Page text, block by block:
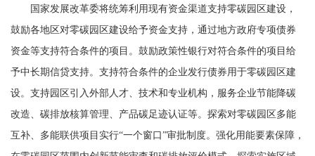
国家发展改革委将统筹利用现有资金渠道支持零碳园区建设，
鼓励各地区对零碳园区建设给予资金支持，通过地方政府专项债券
资金等支持符合条件的项目。鼓励政策性银行对符合条件的项目给
予中长期信贷支持。支持符合条件的企业发行债券用于零碳园区建
设。支持园区引入外部人才、技术和专业机构，服务企业节能降碳
改造、碳排放核算管理、产品碳足迹认证等。探索对零碳园区多能
互补、多能联供项目实行“一个窗口”审批制度。强化用能要素保障，